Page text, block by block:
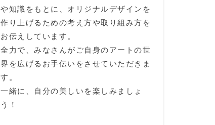
や知識をもとに、オリジナルデザインを
作り上げるための考え方や取り組み方を
お伝えしています。
全力で、みなさんがご自身のアートの世
界を広げるお手伝いをさせていただきま
す。
一緒に、自分の美しいを楽しみましょ
う！